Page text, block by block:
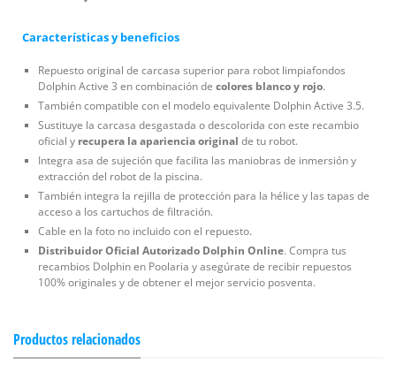
Características y beneficios
Repuesto original de carcasa superior para robot limpiafondos
Dolphin Active 3 en combinación de colores blanco y rojo.
También compatible con el modelo equivalente Dolphin Active 3.5.
Sustituye la carcasa desgastada o descolorida con este recambio
oficial y recupera la apariencia original de tu robot.
Integra asa de sujeción que facilita las maniobras de inmersión y
extracción del robot de la piscina.
También integra la rejilla de protección para la hélice y las tapas de
acceso a los cartuchos de filtración.
Cable en la foto no incluido con el repuesto.
Distribuidor Oficial Autorizado Dolphin Online. Compra tus
recambios Dolphin en Poolaria y asegúrate de recibir repuestos
100% originales y de obtener el mejor servicio posventa.
Productos relacionados